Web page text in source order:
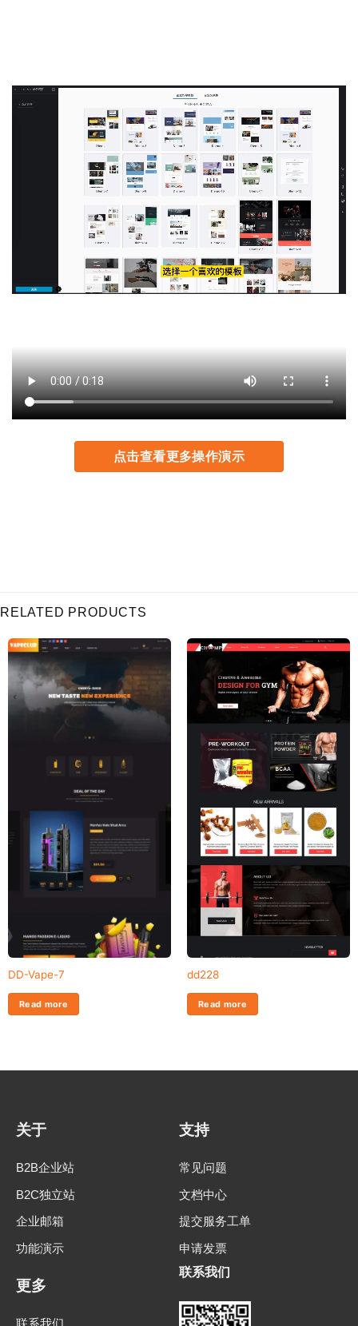
点击查看更多操作演示
RELATED PRODUCTS
DD-Vape-7
Read more
dd228
Read more
关于
B2B企业站
B2C独立站
企业邮箱
功能演示
支持
常见问题
文档中心
提交服务工单
申请发票
更多
联系我们
联系我们